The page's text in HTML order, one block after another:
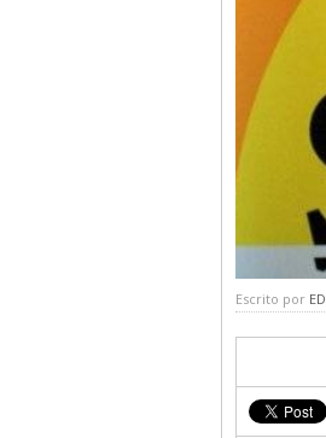
Escrito por